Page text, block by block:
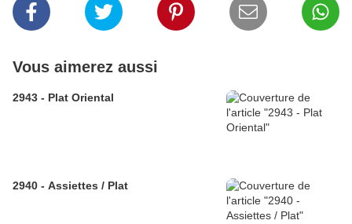
Vous aimerez aussi
2943 - Plat Oriental
2940 - Assiettes / Plat